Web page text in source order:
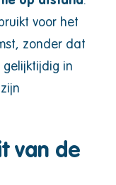
voor het
zonder dat
gelijktijdig in
van de